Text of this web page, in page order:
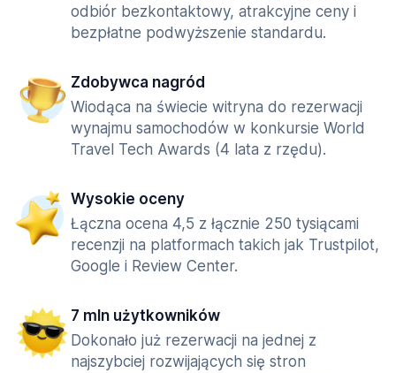
odbiór bezkontaktowy, atrakcyjne ceny i
bezpłatne podwyższenie standardu.
Zdobywca nagród
Wiodąca na świecie witryna do rezerwacji
wynajmu samochodów w konkursie World
Travel Tech Awards (4 lata z rzędu).
Wysokie oceny
Łączna ocena 4,5 z łącznie 250 tysiącami
recenzji na platformach takich jak Trustpilot,
Google i Review Center.
7 mln użytkowników
Dokonało już rezerwacji na jednej z
najszybciej rozwijających się stron